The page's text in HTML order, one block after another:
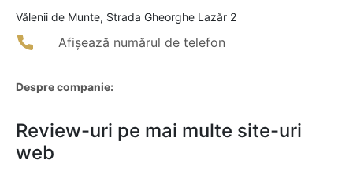
Vălenii de Munte, Strada Gheorghe Lazăr 2
Afișează numărul de telefon
Despre companie:
Review-uri pe mai multe site-uri
web